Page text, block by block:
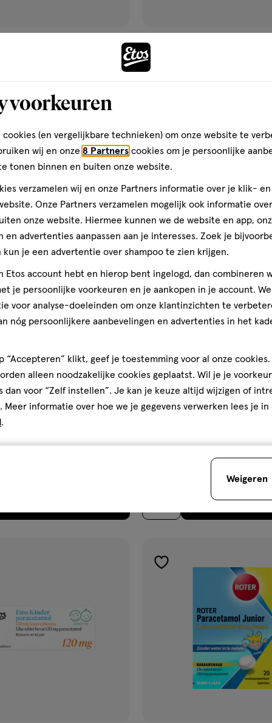
Toevoegenverhoog aantal met één ,Limiet bereikt.Je kan
geneesmiddel,
capsule
geneesmiddel
1 Toevoegen
€ 6.99
6.99
Je kan
toevoegen
verlanglijst
tablet
Etos Paracetamol/Coffe 500/
toevoegen
Gratis bezorging vanaf €35 Gratis retour binnen 30
voorkeuren
cookies (en vergelijkbare technieken) om onze website te
wij en onze 8 Partners cookies om je persoonlijke
tonen binnen en buiten onze website.
verzamelen wij en onze Partners informatie over je klik-
Onze Partners verzamelen mogelijk ook informatie
onze website. Hiermee kunnen we de website en app,
en advertenties aanpassen aan je interesses. Zoek je
kun je een advertentie over shampoo te zien krijgen.
Etos account hebt en hierop bent ingelogd, dan combineren
je persoonlijke voorkeuren en je aankopen in je account.
voor analyse-doeleinden om onze klantinzichten te
nóg persoonlijkere aanbevelingen en advertenties in het
“Accepteren” klikt, geef je toestemming voor al onze cookies.
alleen noodzakelijke cookies geplaatst. Wil je je
dan voor “Zelf instellen”. Je kan je keuze altijd wijzigen of
. Meer informatie over hoe we je gegevens verwerken lees je in
.
Weigeren